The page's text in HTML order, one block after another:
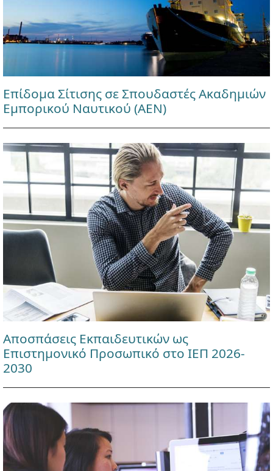
Επίδομα Σίτισης σε Σπουδαστές Ακαδημιών
Εμπορικού Ναυτικού (ΑΕΝ)
Αποσπάσεις Εκπαιδευτικών ως
Επιστημονικό Προσωπικό στο ΙΕΠ 2026-
2030